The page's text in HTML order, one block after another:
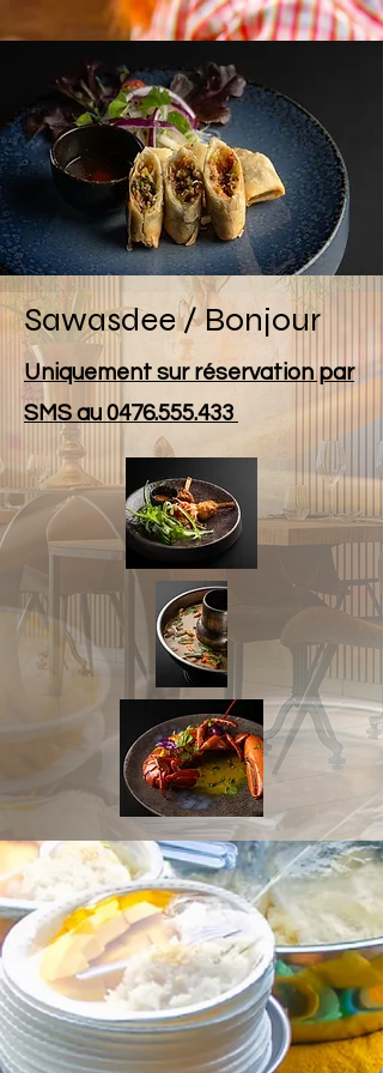
Sawasdee / Bonjour
Uniquement sur réservation par
SMS au 0476.555.433